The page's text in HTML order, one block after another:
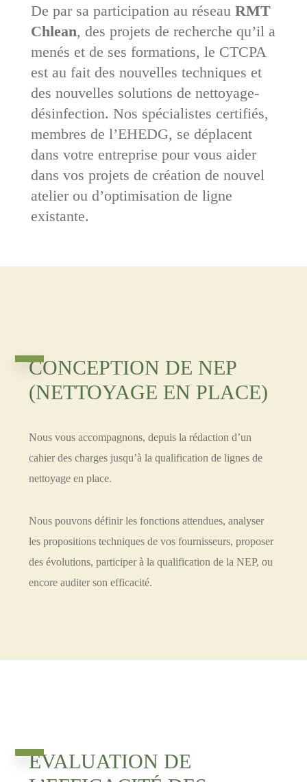
De par sa participation au réseau RMT
Chlean, des projets de recherche qu’il a
menés et de ses formations, le CTCPA
est au fait des nouvelles techniques et
des nouvelles solutions de nettoyage-
désinfection. Nos spécialistes certifiés,
membres de l’EHEDG, se déplacent
dans votre entreprise pour vous aider
dans vos projets de création de nouvel
atelier ou d’optimisation de ligne
existante.
CONCEPTION DE NEP
(NETTOYAGE EN PLACE)
Nous vous accompagnons, depuis la rédaction d’un
cahier des charges jusqu’à la qualification de lignes de
nettoyage en place.
Nous pouvons définir les fonctions attendues, analyser
les propositions techniques de vos fournisseurs, proposer
des évolutions, participer à la qualification de la NEP, ou
encore auditer son efficacité.
EVALUATION DE